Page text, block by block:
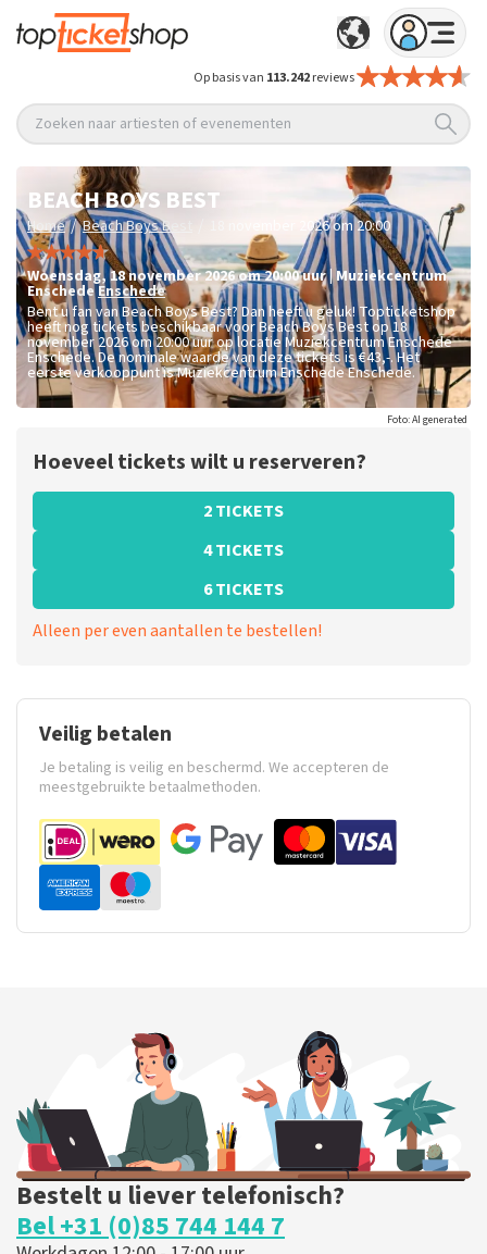
Op basis van 113.242reviews
Zoeken naar artiesten of evenementen
BEACH BOYS BEST
Home / Beach Boys Best 18 november 2026 om 20:00
woensdag,18 november 2026 om 20:00uur |Muziekcentrum
EnschedeEnschede
Bent u fan van Beach Boys Best? Dan heeft u geluk! Topticketshop
heeft nog tickets beschikbaar voor Beach Boys Best op 18
november 2026 om 20:00 uur op locatie Muziekcentrum Enschede
Enschede. De nominale waarde van deze tickets is€43,-. Het
eerste verkooppunt is Muziekcentrum Enschede Enschede.
Foto: AI generated
Hoeveel tickets wilt u reserveren?
2 TICKETS
4 TICKETS
6 TICKETS
Alleen per even aantallen te bestellen!
Veilig betalen
Je betaling is veilig en beschermd. We accepteren de
meestgebruikte betaalmethoden.
Bestelt u liever telefonisch?
Bel +31 (0)85 744 144 7